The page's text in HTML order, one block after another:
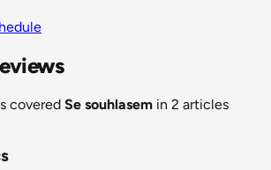
covered Se souhlasem in 2 articles